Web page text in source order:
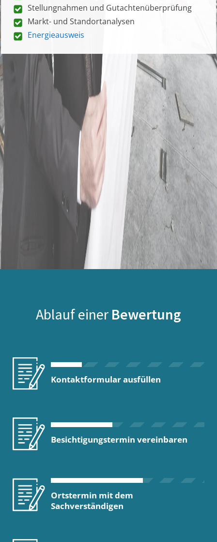
Stellungnahmen und Gutachtenüberprüfung
Markt- und Standortanalysen
Energieausweis
Ablauf einer Bewertung
Kontaktformular ausfüllen
Besichtigungstermin vereinbaren
Ortstermin mit dem
Sachverständigen